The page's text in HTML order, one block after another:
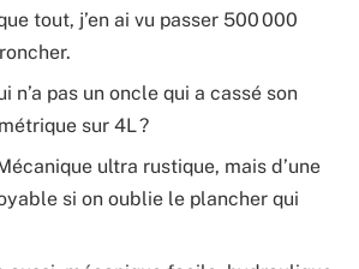
tout, j’en ai vu passer 500 000
n’a pas un oncle qui a cassé son
sur 4L ?
ultra rustique, mais d’une
si on oublie le plancher qui